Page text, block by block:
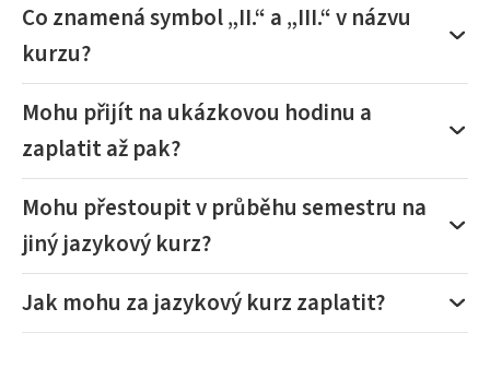
Co znamená symbol „II.“ a „III.“ v názvu
kurzu?
Mohu přijít na ukázkovou hodinu a
zaplatit až pak?
Mohu přestoupit v průběhu semestru na
jiný jazykový kurz?
Jak mohu za jazykový kurz zaplatit?